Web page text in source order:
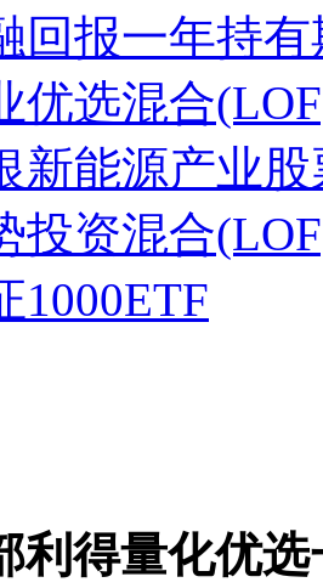
回报一年持
优选混合
新能源产业股
投资混合
1000ETF
利得量化优